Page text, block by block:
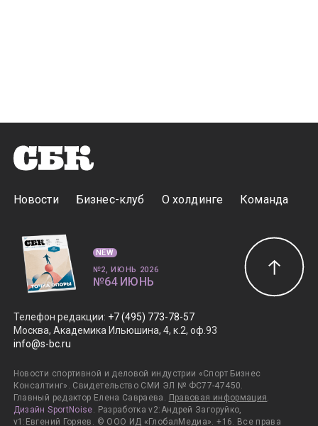
Новости Бизнес-клуб О холдинге Команда
Телефон редакции: +7 (495) 773-78-57
Москва, Академика Ильюшина, 4, к.2, оф.93
info@s-bc.ru
Новости спортивной и деловой индустрии «Спорт Бизнес
Консалтинг». Свидетельство СМИ ЭЛ № ФС77-47450.
Главный редактор Елена Савраева. Правовая информация.
Дизайн SportNoise. Разработка v2:Андрей Загоруйко,
v1:Евгений Горяев. © ООО ИД «ГлобалМедиа». +16. Все права
NEW
№2, ИЮНЬ 2026
№64 ИЮНЬ